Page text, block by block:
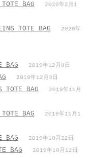
BAG
2020年2月1
TOTE BAG
2020年
BAG 2019年12月8日
2019年12月3日
TOTE BAG
2019年11月
BAG
2019年11月1
BAG 2019年10月22日
BAG 2019年10月12日